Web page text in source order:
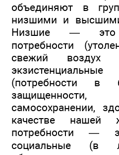
объединяют в
низшими и
Низшие — это
потребности
свежий
(потребности в
самосохранении,
качестве нашей
потребности —
социальные (в